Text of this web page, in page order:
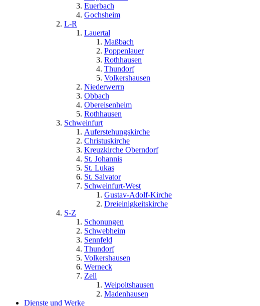
Euerbach
Gochsheim
L-R
Lauertal
Maßbach
Poppenlauer
Rothhausen
Thundorf
Volkershausen
Niederwerrn
Obbach
Obereisenheim
Rothhausen
Schweinfurt
Auferstehungskirche
Christuskirche
Kreuzkirche Oberndorf
St. Johannis
St. Lukas
St. Salvator
Schweinfurt-West
Gustav-Adolf-Kirche
Dreieinigkeitskirche
S-Z
Schonungen
Schwebheim
Sennfeld
Thundorf
Volkershausen
Werneck
Zell
Weipoltshausen
Madenhausen
Dienste und Werke